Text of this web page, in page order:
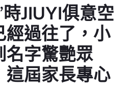
JIUYI俱意空
經過往了，小
名字驚艷眾
這屆家長專心